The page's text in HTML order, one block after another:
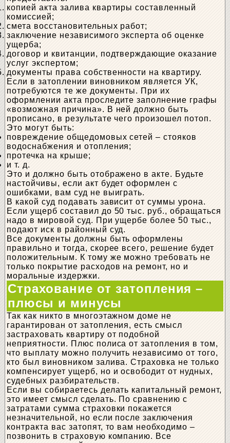
копией акта залива квартиры составленный
комиссией;
смета восстановительных работ;
заключение независимого эксперта об оценке
ущерба;
договор и квитанции, подтверждающие оказание
услуг экспертом;
документы права собственности на квартиру.
Если в затоплении виновником является УК,
потребуются те же документы. При их
оформлении акта проследите заполнение графы
«возможная причина». В ней должно быть
прописано, в результате чего произошел потоп.
Это могут быть:
повреждение общедомовых сетей – стояков
водоснабжения и отопления;
протечка на крыше;
и т. д.
Это и должно быть отображено в акте. Будьте
настойчивы, если акт будет оформлен с
ошибками, вам суд не выиграть.
В какой суд подавать зависит от суммы урона.
Если ущерб составил до 50 тыс. руб., обращаться
надо в мировой суд. При ущербе более 50 тыс.,
подают иск в районный суд.
Все документы должны быть оформлены
правильно и тогда, скорее всего, решение будет
положительным. К тому же можно требовать не
только покрытие расходов на ремонт, но и
моральные издержки.
Страхование от затопления –
плюсы и минусы
Так как никто в многоэтажном доме не
гарантирован от затопления, есть смысл
застраховать квартиру от подобной
неприятности. Плюс полиса от затопления в том,
что выплату можно получить независимо от того,
кто был виновником залива. Страховка не только
компенсирует ущерб, но и освободит от нудных,
судебных разбирательств.
Если вы собираетесь делать капитальный ремонт,
это имеет смысл сделать. По сравнению с
затратами сумма страховки покажется
незначительной, но если после заключения
контракта вас затопят, то вам необходимо –
позвонить в страховую компанию. Все